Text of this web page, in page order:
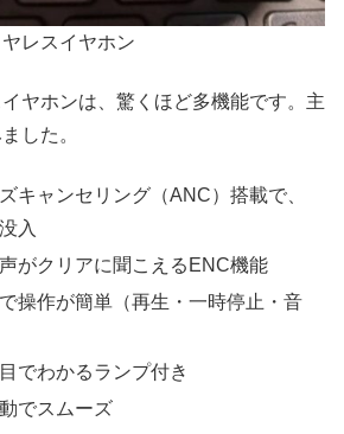
レスイヤホン
ヤホンは、驚くほど多機能です。主
した。
キャンセリング（ANC）搭載で、
入
がクリアに聞こえるENC機能
操作が簡単（再生・一時停止・音
でわかるランプ付き
でスムーズ